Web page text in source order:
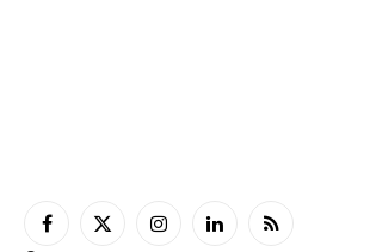
Facebook
X
InstagramLinkedInRSS